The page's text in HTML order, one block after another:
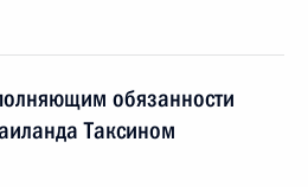
обязанности
Таксином